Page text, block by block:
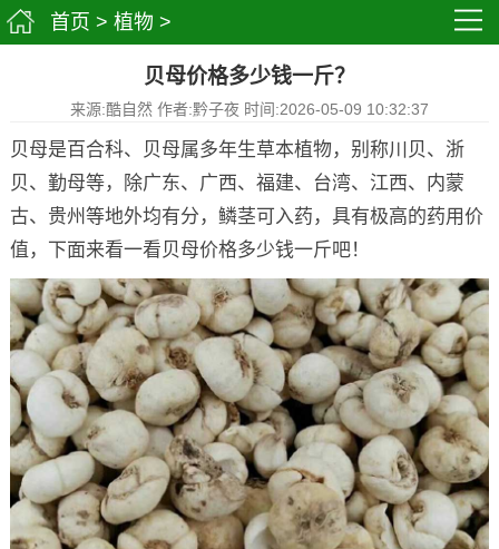
首页 > 植物 >
贝母价格多少钱一斤？
来源:酷自然 作者:黔子夜 时间:2026-05-09 10:32:37
贝母是百合科、贝母属多年生草本植物，别称川贝、浙
贝、勤母等，除广东、广西、福建、台湾、江西、内蒙
古、贵州等地外均有分，鳞茎可入药，具有极高的药用价
值，下面来看一看贝母价格多少钱一斤吧！